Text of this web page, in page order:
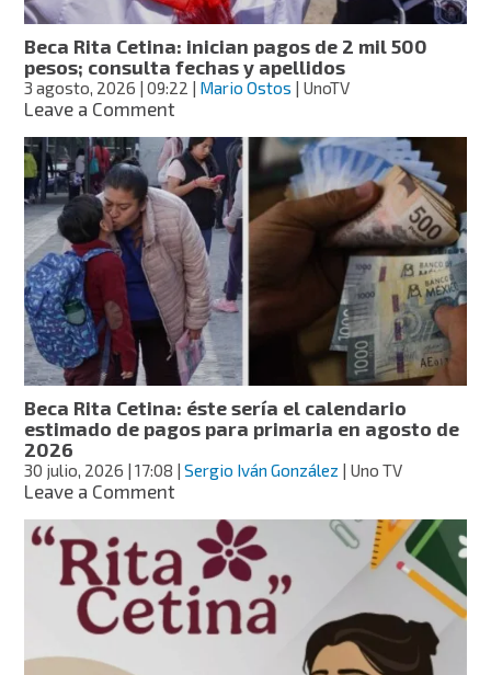
Beca Rita Cetina: inician pagos de 2 mil 500
pesos; consulta fechas y apellidos
3 agosto, 2026 | 09:22 Mario Ostos | UnoTV
Leave a Commenton
Rita
Cetina:
inician
pagos
de
2
mil
500
pesos;
consulta
fechas
y
apellidos
Beca Rita Cetina: éste sería el calendario
estimado de pagos para primaria en agosto de
2026
30 julio, 2026 | 17:08 |Sergio Iván González | Uno TV
Leave a Commenton
Rita
Cetina:
éste
sería
el